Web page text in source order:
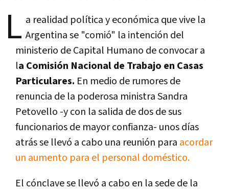
L a realidad política y económica que vive la
Argentina se "comió" la intención del
ministerio de Capital Humano de convocar a
la Comisión Nacional de Trabajo en Casas
Particulares. En medio de rumores de
renuncia de la poderosa ministra Sandra
Petovello -y con la salida de dos de sus
funcionarios de mayor confianza- unos días
atrás se llevó a cabo una reunión para acordar
un aumento para el personal doméstico.
El cónclave se llevó a cabo en la sede de la